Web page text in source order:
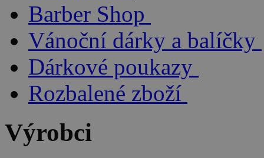
Barber Shop
Vánoční dárky a balíčky
Dárkové poukazy
Rozbalené zboží
Výrobci